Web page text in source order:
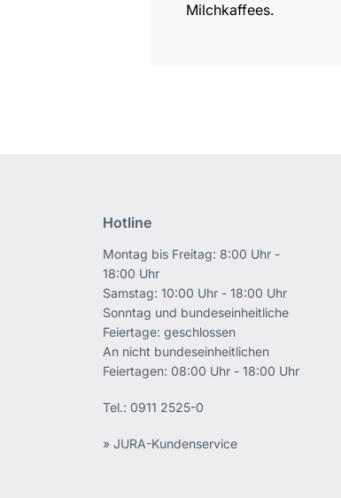
Milchkaffees.
Hotline
Montag bis Freitag: 8:00 Uhr -
18:00 Uhr
Samstag: 10:00 Uhr - 18:00 Uhr
Sonntag und bundeseinheitliche
Feiertage: geschlossen
An nicht bundeseinheitlichen
Feiertagen: 08:00 Uhr - 18:00 Uhr
Tel.: 0911 2525-0
» JURA-Kundenservice